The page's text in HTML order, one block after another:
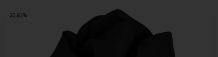
-20,83%